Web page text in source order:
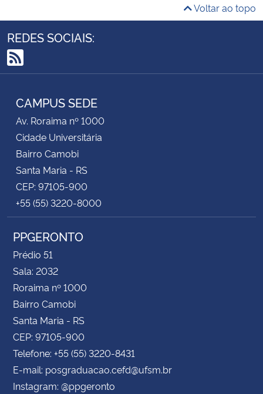
Voltar ao topo
REDES SOCIAIS:
RSS
CAMPUS SEDE
Av. Roraima nº 1000
Cidade Universitária
Bairro Camobi
Santa Maria - RS
CEP: 97105-900
+55 (55) 3220-8000
PPGERONTO
Prédio 51
Sala: 2032
Roraima nº 1000
Bairro Camobi
Santa Maria - RS
CEP: 97105-900
Telefone: +55 (55) 3220-8431
E-mail: posgraduacao.cefd@ufsm.br
Instagram: @ppgeronto